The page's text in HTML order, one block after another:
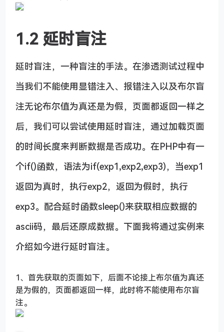
1.2 延时盲注
延时盲注，一种盲注的手法。在渗透测试过程中
当我们不能使用显错注入、报错注入以及布尔盲
注无论布尔值为真还是为假，页面都返回一样之
后，我们可以尝试使用延时盲注，通过加载页面
的时间长度来判断数据是否成功。在PHP中有一
个if()函数，语法为if(exp1,exp2,exp3)，当exp1
返回为真时，执行exp2，返回为假时，执行
exp3。配合延时函数sleep()来获取相应数据的
ascii码，最后还原成数据。下面我将通过实例来
介绍如今进行延时盲注。
1、首先获取的页面如下，后面不论接上布尔值为真还
是为假的，页面都返回一样，此时将不能使用布尔盲
注。